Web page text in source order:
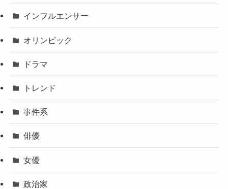
インフルエンサー
オリンピック
ドラマ
トレンド
事件系
俳優
女優
政治家